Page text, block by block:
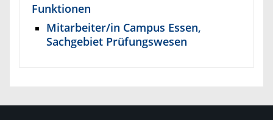
Funktionen
Mitarbeiter/in Campus Essen,
Sachgebiet Prüfungswesen